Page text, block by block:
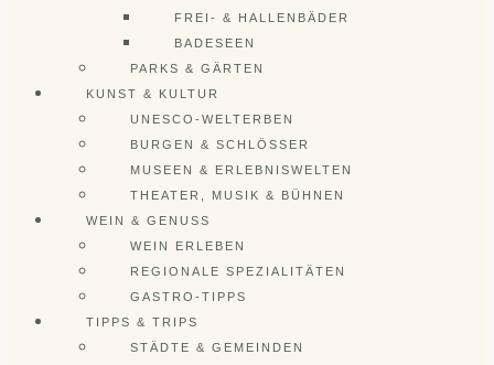
FREI- & HALLENBÄDER
BADESEEN
PARKS & GÄRTEN
KUNST & KULTUR
UNESCO-WELTERBEN
BURGEN & SCHLÖSSER
MUSEEN & ERLEBNISWELTEN
THEATER, MUSIK & BÜHNEN
WEIN & GENUSS
WEIN ERLEBEN
REGIONALE SPEZIALITÄTEN
GASTRO-TIPPS
TIPPS & TRIPS
STÄDTE & GEMEINDEN